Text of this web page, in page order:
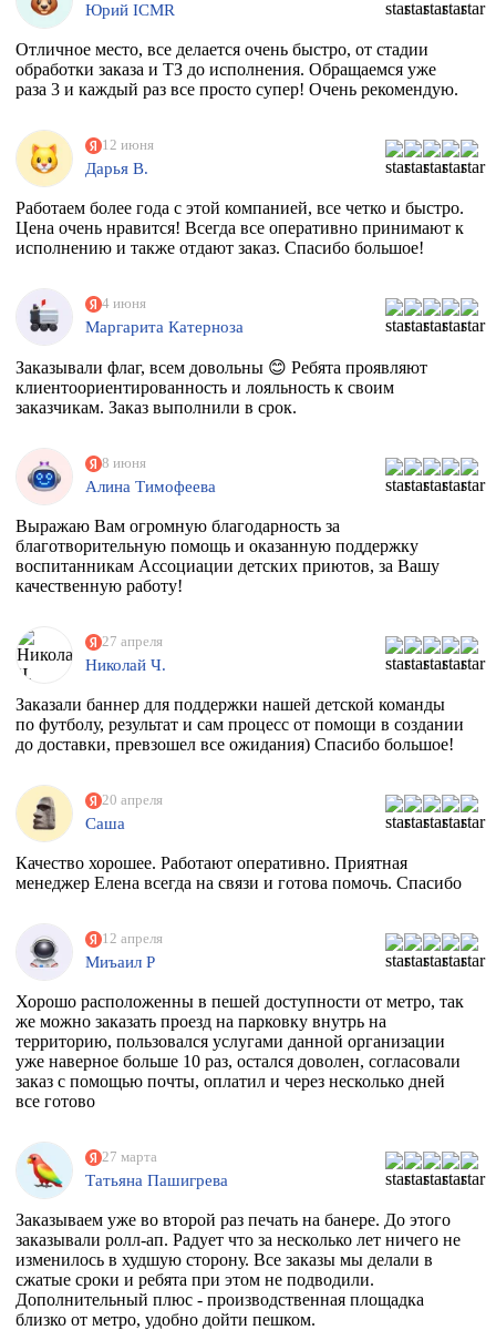
Юрий ICMR
Отличное место, все делается очень быстро, от стадии
обработки заказа и ТЗ до исполнения. Обращаемся уже
раза 3 и каждый раз все просто супер! Очень рекомендую.
12 июня
Дарья В.
Работаем более года с этой компанией, все четко и быстро.
Цена очень нравится! Всегда все оперативно принимают к
исполнению и также отдают заказ. Спасибо большое!
4 июня
Маргарита Катерноза
Заказывали флаг, всем довольны 😊 Ребята проявляют
клиентоориентированность и лояльность к своим
заказчикам. Заказ выполнили в срок.
8 июня
Алина Тимофеева
Выражаю Вам огромную благодарность за
благотворительную помощь и оказанную поддержку
воспитанникам Ассоциации детских приютов, за Вашу
качественную работу!
27 апреля
Николай Ч.
Заказали баннер для поддержки нашей детской команды
по футболу, результат и сам процесс от помощи в создании
до доставки, превзошел все ожидания) Спасибо большое!
20 апреля
Саша
Качество хорошее. Работают оперативно. Приятная
менеджер Елена всегда на связи и готова помочь. Спасибо
12 апреля
Миъаил Р
Хорошо расположенны в пешей доступности от метро, так
же можно заказать проезд на парковку внутрь на
территорию, пользовался услугами данной организации
уже наверное больше 10 раз, остался доволен, согласовали
заказ с помощью почты, оплатил и через несколько дней
все готово
27 марта
Татьяна Пашигрева
Заказываем уже во второй раз печать на банере. До этого
заказывали ролл-ап. Радует что за несколько лет ничего не
изменилось в худшую сторону. Все заказы мы делали в
сжатые сроки и ребята при этом не подводили.
Дополнительный плюс - производственная площадка
близко от метро, удобно дойти пешком.